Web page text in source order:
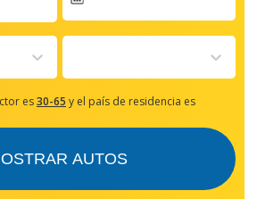
es30-65 y el país de residencia es
AUTOS